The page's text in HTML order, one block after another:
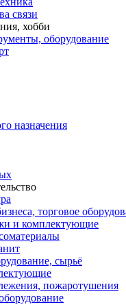
связи
хобби
оборудование
назначения
торговое
и комплектующие
сырьё
пожаротушения